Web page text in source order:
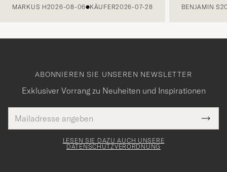
MARKUS H2026-08-06 KÄUFER2026-07-28 BENJAMIN S
ABONNIEREN SIE UNSEREN NEWSLETTER
Exklusiver Vorrang zu Neuheiten und Inspirationen
Mail
Adresse
Tack
för
LESEN SIE DAZU AUCH UNSERE
DATENSCHUTZVERORDNUNG